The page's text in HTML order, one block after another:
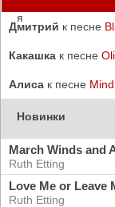
Дмитрий к песне
Какашка к песне
Алиса к песне
Новинки
March Winds and
Ruth Etting
Love Me or Leave
Ruth Etting